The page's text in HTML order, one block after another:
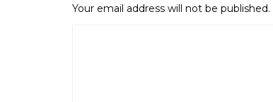
Your email address will not be published.